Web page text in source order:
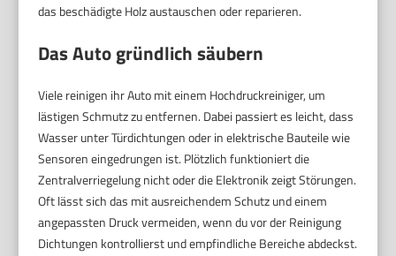
das beschädigte Holz austauschen oder reparieren.
Das Auto gründlich säubern
Viele reinigen ihr Auto mit einem Hochdruckreiniger, um
lästigen Schmutz zu entfernen. Dabei passiert es leicht, dass
Wasser unter Türdichtungen oder in elektrische Bauteile wie
Sensoren eingedrungen ist. Plötzlich funktioniert die
Zentralverriegelung nicht oder die Elektronik zeigt Störungen.
Oft lässt sich das mit ausreichendem Schutz und einem
angepassten Druck vermeiden, wenn du vor der Reinigung
Dichtungen kontrollierst und empfindliche Bereiche abdeckst.